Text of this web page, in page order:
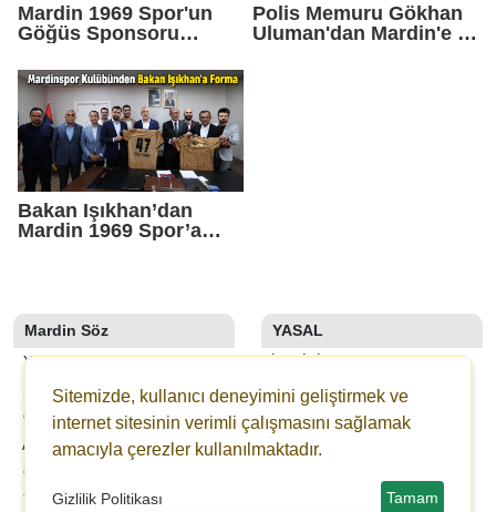
Mardin 1969 Spor'un
Göğüs Sponsoru
Polis Memuru Gökhan
Uluman'dan Mardin'e 3
Bakan Işıkhan’dan
Mardin 1969 Spor’a
Mardin Söz
YAZARLAR
SON DAKİKA
GALERİLER
ANKETLER
GAZETELER
YOL TARIFI
YASAL
İLETIŞIM
KÜNYE
YAYIN İLKELERI
KURALLAR
KULLANICI SÖZLEŞMESI
Sitemizde, kullanıcı deneyimini geliştirmek ve
internet sitesinin verimli çalışmasını sağlamak
amacıyla çerezler kullanılmaktadır.
Gizlilik Politikası Tamam